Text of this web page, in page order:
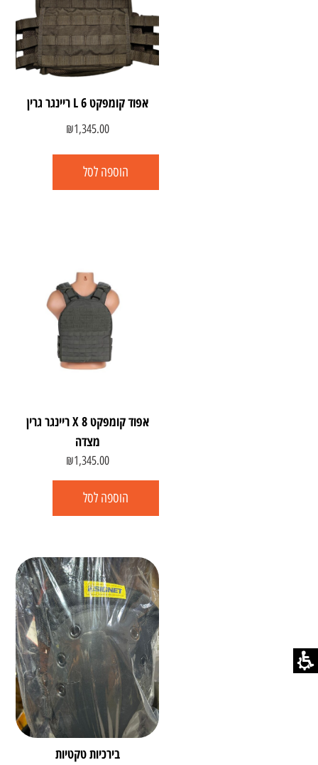
אפוד קומפקט 6 L ריינגר גרין
₪1,345.00
הוספה לסל
אפוד קומפקט 8 X ריינגר גרין
מצדה
₪1,345.00
הוספה לסל
בירכיות טקטיות